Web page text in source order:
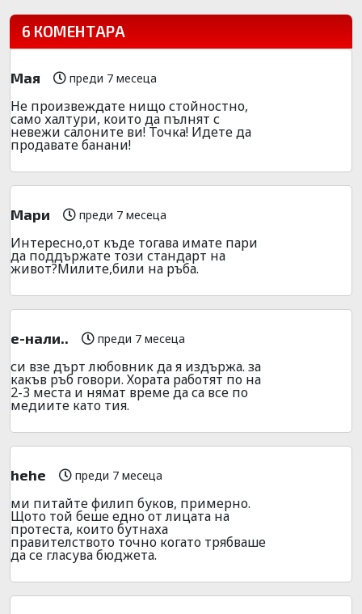
6 КОМЕНТАРА
Мая преди 7 месеца
Не произвеждате нищо стойностно,
само халтури, които да пълнят с
невежи салоните ви! Точка! Идете да
продавате банани!
Мари преди 7 месеца
Интересно,от къде тогава имате пари
да поддържате този стандарт на
живот?Милите,били на ръба.
е-нали.. преди 7 месеца
си взе дърт любовник да я издържа. за
какъв ръб говори. Хората работят по на
2-3 места и нямат време да са все по
медиите като тия.
hehe преди 7 месеца
ми питайте филип буков, примерно.
Щото той беше едно от лицата на
протеста, които бутнаха
правителството точно когато трябваше
да се гласува бюджета.